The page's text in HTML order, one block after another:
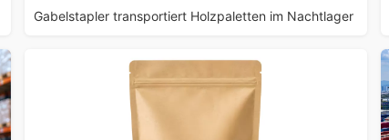
Gabelstapler transportiert Holzpaletten im Nachtlager